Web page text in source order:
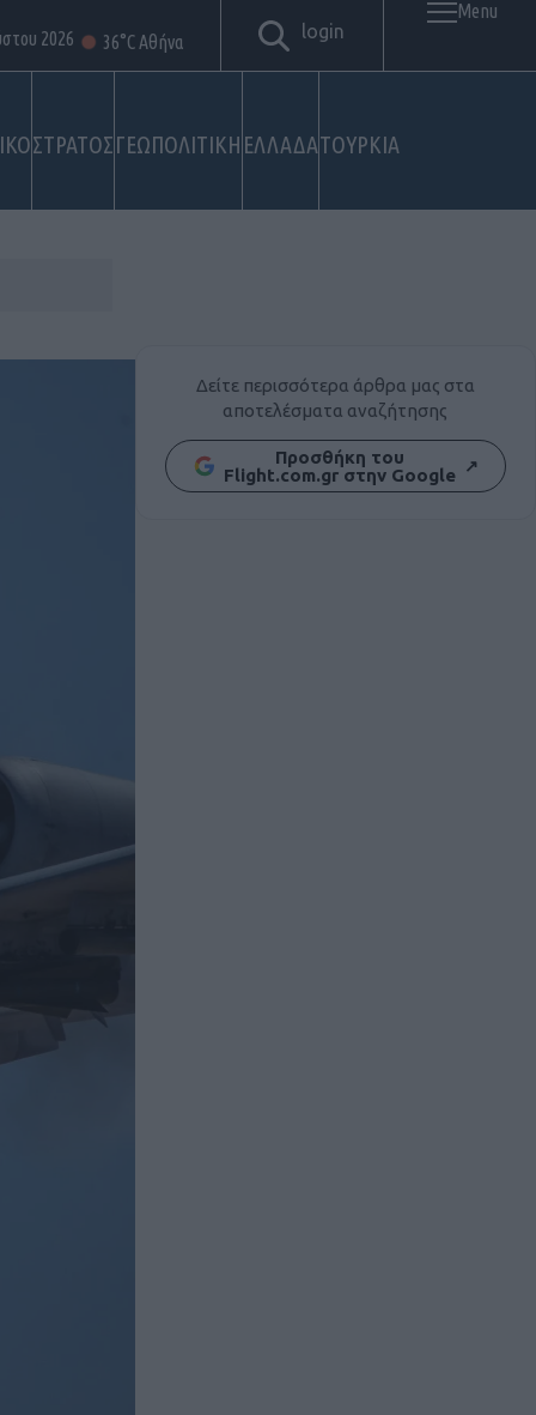
ΣΤΡΑΤΟΣΓΕΩΠΟΛΙΤΙΚΗ ΕΛΛΑΔΑΤΟΥΡΚΙΑ
2026 36°C Αθήνα login
Menu
Δείτε περισσότερα άρθρα μας στα
αποτελέσματα αναζήτησης
Προσθήκη του
Flight.com.gr στην Google ↗